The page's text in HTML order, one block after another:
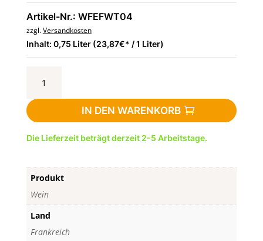
Artikel-Nr.: WFEFWT04
zzgl.Versandkosten
Inhalt: 0,75 Liter (23,87€* / 1 Liter)
Trimbach
-
0,75
-
Frankreich,
Elsas
Menge
IN DEN WARENKORB
Die Lieferzeit beträgt derzeit 2-5 Arbeitstage.
Produkt
Wein
Land
Frankreich